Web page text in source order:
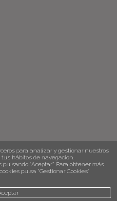
para analizar y gestionar nuestros
hábitos de navegación.
“Aceptar”. Para obtener más
pulsa “Gestionar Cookies“